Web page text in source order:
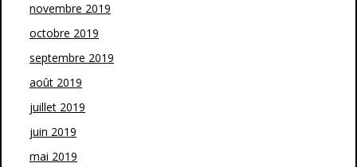
novembre 2019
octobre 2019
septembre 2019
août 2019
juillet 2019
juin 2019
mai 2019